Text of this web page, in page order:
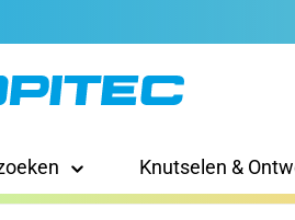
Knutselen &